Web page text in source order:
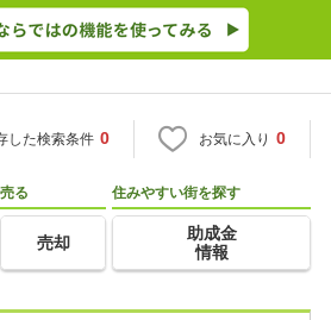
した検索条件 0 お気に入り 0
売る
売却
住みやすい街を探す
助成金
情報